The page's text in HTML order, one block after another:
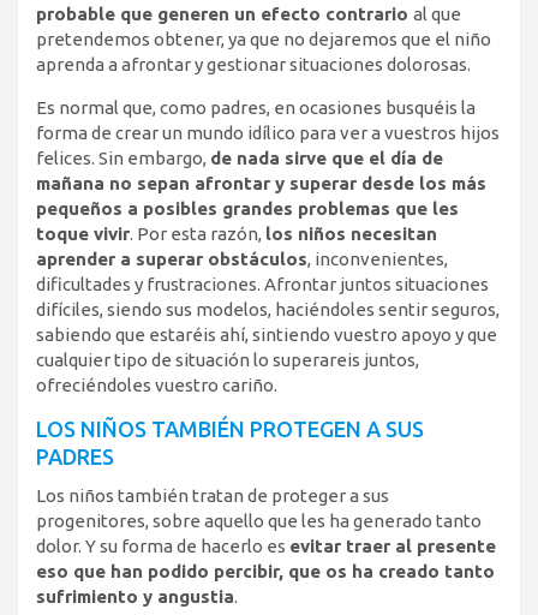
probable que generen un efecto contrario al que
pretendemos obtener, ya que no dejaremos que el niño
aprenda a afrontar y gestionar situaciones dolorosas.
Es normal que, como padres, en ocasiones busquéis la
forma de crear un mundo idílico para ver a vuestros hijos
felices. Sin embargo, de nada sirve que el día de
mañana no sepan afrontar y superar desde los más
pequeños a posibles grandes problemas que les
toque vivir. Por esta razón, los niños necesitan
aprender a superar obstáculos, inconvenientes,
dificultades y frustraciones. Afrontar juntos situaciones
difíciles, siendo sus modelos, haciéndoles sentir seguros,
sabiendo que estaréis ahí, sintiendo vuestro apoyo y que
cualquier tipo de situación lo superareis juntos,
ofreciéndoles vuestro cariño.
LOS NIÑOS TAMBIÉN PROTEGEN A SUS
PADRES
Los niños también tratan de proteger a sus
progenitores, sobre aquello que les ha generado tanto
dolor. Y su forma de hacerlo es evitar traer al presente
eso que han podido percibir, que os ha creado tanto
sufrimiento y angustia.